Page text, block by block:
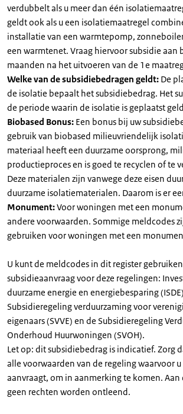
verdubbelt als u meer dan één
geldt ook als u een isolatiemaatregel
installatie van een warmtepomp,
een warmtenet. Vraag hiervoor subsidie aan
maanden na het uitvoeren van de 1e
Welke van de subsidiebedragen geldt: De
de isolatie bepaalt het subsidiebedrag. Het
de periode waarin de isolatie is geplaatst
Biobased Bonus: Een bonus bij uw
gebruik van biobased milieuvriendelijk
materiaal heeft een duurzame oorsprong,
productieproces en is goed te recyclen of te
Deze materialen zijn vanwege deze eisen
duurzame isolatiematerialen. Daarom is er
Monument:Voor woningen met een
andere voorwaarden. Sommige meldcodes
gebruiken voor woningen met een
U kunt de meldcodes in dit register
subsidieaanvraag voor deze regelingen:
duurzame energie en energiebesparing
Subsidieregeling verduurzaming voor
eigenaars (SVVE) en de Subsidieregeling
Onderhoud Huurwoningen (SVOH).
Let op: dit subsidiebedrag is indicatief. Zorg
alle voorwaarden van de regeling waarvoor u
aanvraagt, om in aanmerking te komen. Aan
geen rechten worden ontleend.